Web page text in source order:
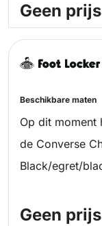
Geen
Beschikbare maten
Op dit moment
de Converse
Black/egret/
Geen